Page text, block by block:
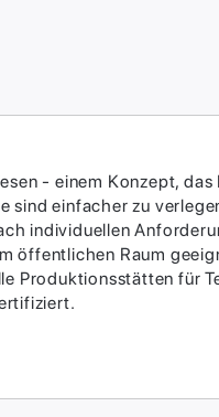
- einem Konzept, das
sind einfacher zu
individuellen
öffentlichen Raum
Produktionsstätten für